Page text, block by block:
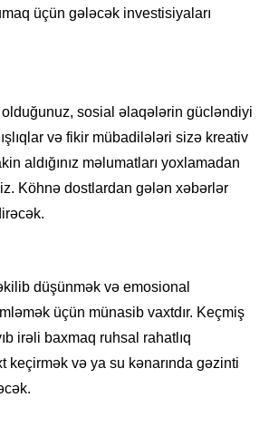
üçün gələcək investisiyaları
sosial əlaqələrin gücləndiyi
və fikir mübadilələri sizə kreativ
aldığınız məlumatları yoxlamadan
Köhnə dostlardan gələn xəbərlər
düşünmək və emosional
üçün münasib vaxtdır. Keçmiş
irəli baxmaq ruhsal rahatlıq
keçirmək və ya su kənarında gəzinti